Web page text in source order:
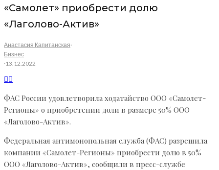
«Самолет» приобрести долю
«Лаголово-Актив»
Анастасия Капитанская·
Бизнес
·13.12.2022
ФАС России удовлетворила ходатайство ООО «Самолет-
Регионы» о приобретении доли в размере 50% ООО
«Лаголово-Актив».
Федеральная антимонопольная служба (ФАС) разрешила
компании «Самолет-Регионы» приобрести долю в 50%
ООО «Лаголово-Актив», сообщили в пресс-службе